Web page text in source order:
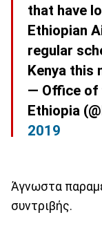
that have
Ethiopian
regular
Kenya this
— Office of
Ethiopia
2019
Άγνωστα
συντριβής.